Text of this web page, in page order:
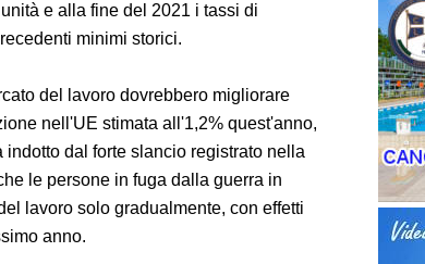
e alla fine del 2021 i tassi di
minimi storici.
del lavoro dovrebbero migliorare
nell'UE stimata all'1,2% quest'anno,
dal forte slancio registrato nella
le persone in fuga dalla guerra in
lavoro solo gradualmente, con effetti
anno.